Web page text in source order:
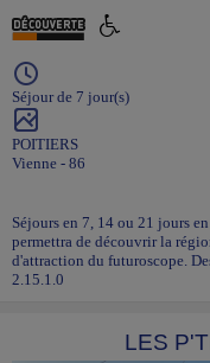
Séjour de 7 jour(s)
POITIERS
Vienne - 86
Séjours en 7, 14 ou 21 jours
permettra de découvrir la
d'attraction du futuroscope.
2.15.1.0
LES